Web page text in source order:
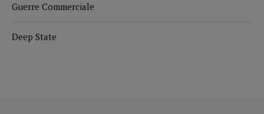
Guerre Commerciale
Deep State